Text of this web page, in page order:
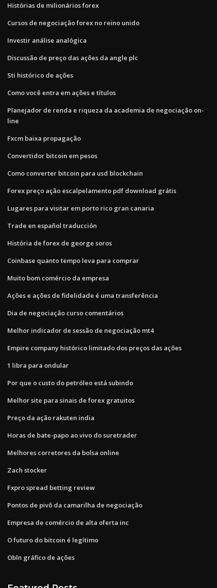
Histórias de milionários forex
Cursos de negociação forex no reino unido
Investir análise analógica
Discussão de preço das ações da angle plc
Sti histórico de ações
Como você entra em ações e títulos
Planejador de renda e riqueza da academia de negociação on-
line
Fxcm baixa propagação
Convertidor bitcoin em pesos
Como converter bitcoin para usd blockchain
Forex preço ação escalpelamento pdf download grátis
Lugares para visitar em porto rico gran canaria
Trade en español traducción
História de forex de george soros
Coinbase quanto tempo leva para comprar
Muito bom comércio da empresa
Ações e ações de fidelidade é uma transferência
Dia de negociação curso comentários
Melhor indicador de sessão de negociação mt4
Empire company histórico limitado dos preços das ações
1 libra para ondular
Por que o custo do petróleo está subindo
Melhor site para sinais de forex gratuitos
Preço da ação rakuten india
Horas de bate-papo ao vivo do suretrader
Melhores corretores da bolsa online
Zach stocker
Fxpro spread betting review
Pontos de pivô da camarilha de negociação
Empresa de comércio de alta oferta inc
O futuro do bitcoin é legítimo
Obln gráfico de ações